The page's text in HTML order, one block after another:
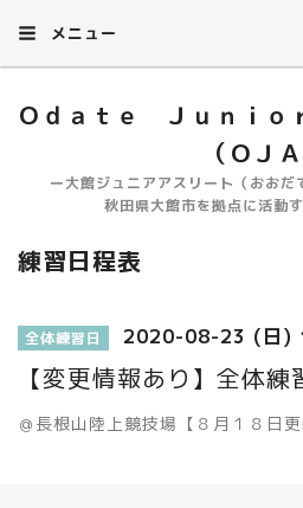
メニュー
Ｏｄａｔｅ Ｊｕｎｉｏ
（ＯＪＡ
ー大館ジュニアアスリート（おおだ
秋田県大館市を拠点に活動
練習日程表
全体練習日 2020-08-23 (日)
【変更情報あり】全体練
＠長根山陸上競技場【８月１８日更